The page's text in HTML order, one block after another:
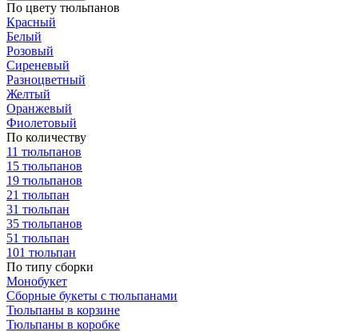
По цвету тюльпанов
Красный
Белый
Розовый
Сиреневый
Разноцветный
Желтый
Оранжевый
Фиолетовый
По количеству
11 тюльпанов
15 тюльпанов
19 тюльпанов
21 тюльпан
31 тюльпан
35 тюльпанов
51 тюльпан
101 тюльпан
По типу сборки
Монобукет
Сборные букеты с тюльпанами
Тюльпаны в корзине
Тюльпаны в коробке